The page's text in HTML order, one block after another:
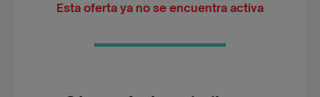
Esta oferta ya no se encuentra activa